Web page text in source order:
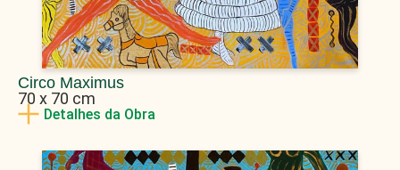
Circo Maximus
70 x 70 cm
Detalhes da Obra